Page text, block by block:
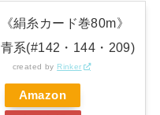
《絹糸カード巻80m》
青系(#142・144・209)
created by Rinker
Amazon